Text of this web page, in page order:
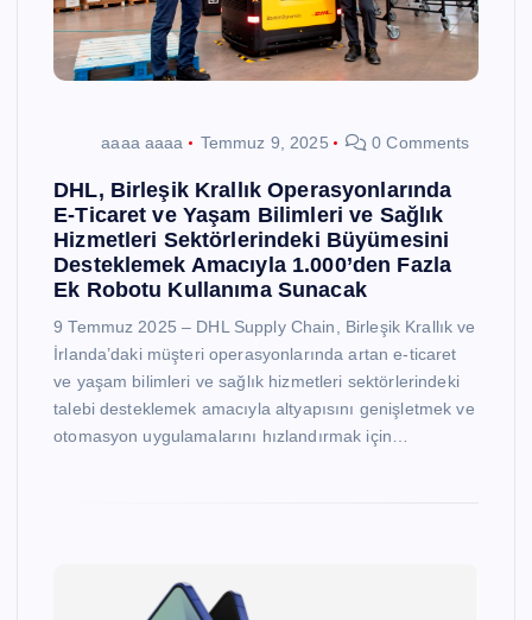
aaaa aaaa Temmuz 9, 2025 0 Comments
DHL, Birleşik Krallık Operasyonlarında
E-Ticaret ve Yaşam Bilimleri ve Sağlık
Hizmetleri Sektörlerindeki Büyümesini
Desteklemek Amacıyla 1.000’den Fazla
Ek Robotu Kullanıma Sunacak
9 Temmuz 2025 – DHL Supply Chain, Birleşik Krallık ve
İrlanda’daki müşteri operasyonlarında artan e-ticaret
ve yaşam bilimleri ve sağlık hizmetleri sektörlerindeki
talebi desteklemek amacıyla altyapısını genişletmek ve
otomasyon uygulamalarını hızlandırmak için…